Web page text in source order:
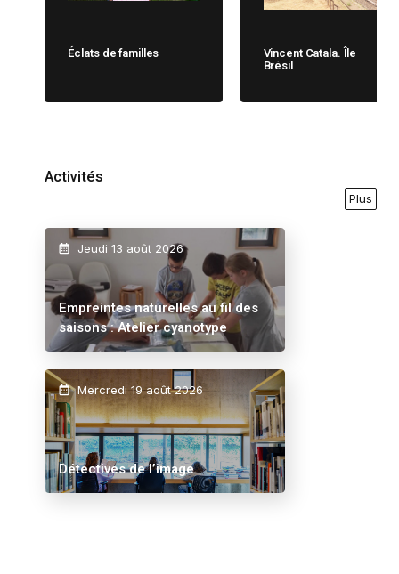
Éclats de familles Vincent Catala. Île
Brésil
Activités
Plus
Jeudi 13 août 2026
Empreintes naturelles au fil des
saisons : Atelier cyanotype
Mercredi 19 août 2026
Détectives de l’image